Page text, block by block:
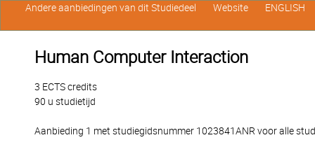
Human Computer Interaction
3 ECTS credits
90 u studietijd
Aanbieding 1 met studiegidsnummer 1023841ANR voor alle
Andere aanbiedingen van dit Studiedeel Website ENGLISH